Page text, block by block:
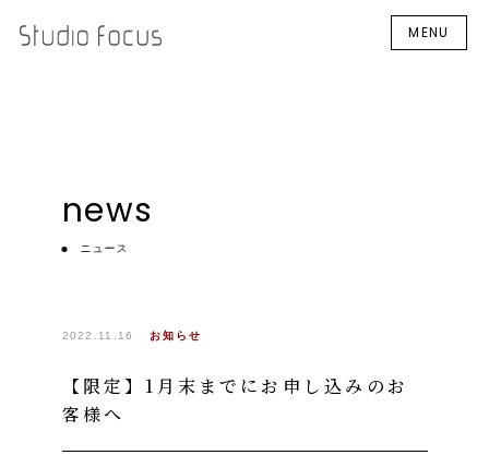
MENU
news
ニュース
2022.11.16 お知らせ
【限定】1月末までにお申し込みのお
客様へ